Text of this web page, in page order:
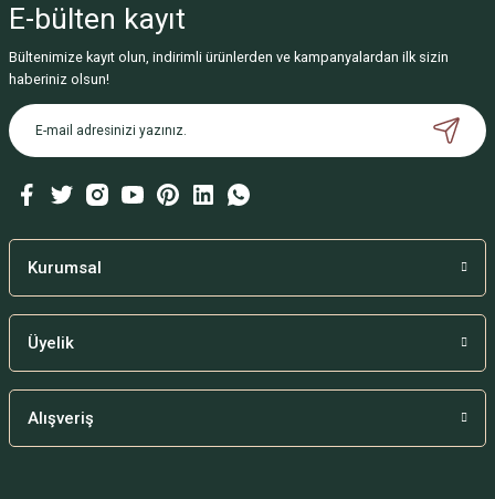
E-bülten kayıt
Bültenimize kayıt olun, indirimli ürünlerden ve kampanyalardan ilk sizin
haberiniz olsun!
Kurumsal
Üyelik
Alışveriş